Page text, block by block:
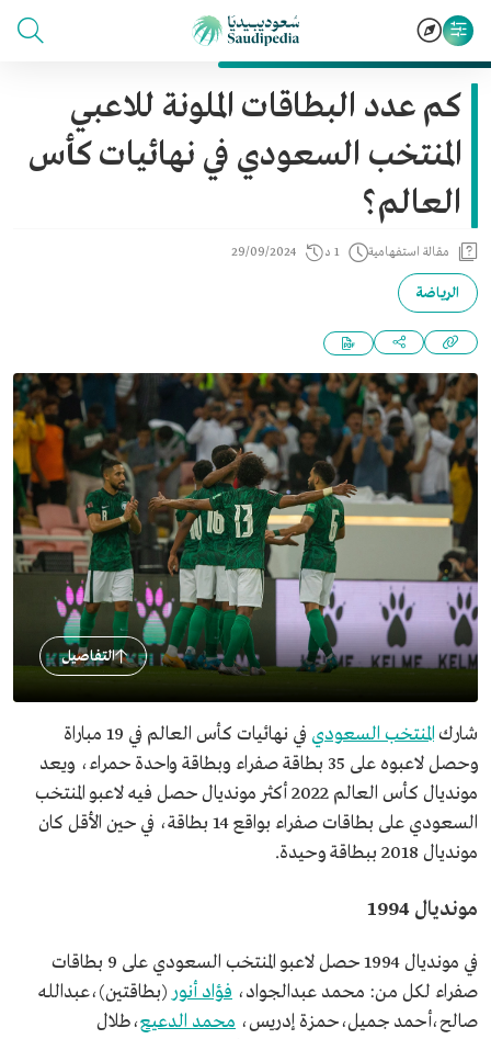
كم عدد البطاقات الملونة للاعبي
المنتخب السعودي في نهائيات كأس
العالم؟
مقالة استفهامية 1 د 29/09/2024
الرياضة
التفاصيل
شاركالمنتخب السعودي
في نهائيات كأس العالم في 19 مباراة
وحصل لاعبوه على 35 بطاقة صفراء وبطاقة واحدة حمراء، ويعد
مونديال كأس العالم 2022 أكثر مونديال حصل فيه لاعبو المنتخب
السعودي على بطاقات صفراء بواقع 14 بطاقة، في حين الأقل كان
مونديال 2018 ببطاقة وحيدة.
مونديال 1994
في مونديال 1994 حصل لاعبو المنتخب السعودي على 9 بطاقات
صفراء لكل من: محمد عبدالجواد، فؤاد أنور (بطاقتين)،عبدالله
صالح،أحمد جميل،حمزة إدريس، محمد الدعيع،طلال